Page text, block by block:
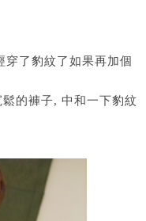
了豹紋了如果再加個
的褲子, 中和一下豹紋